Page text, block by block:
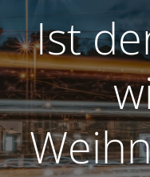
Ist